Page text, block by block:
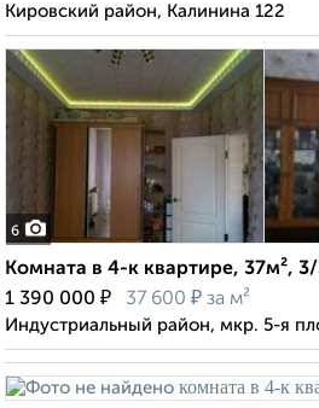
Кировский район, Калинина 122
6
Комната в 4-к квартире, 37м²,
1 390 000 ₽ 37 600 ₽ за м²
Индустриальный район, мкр. 5-я